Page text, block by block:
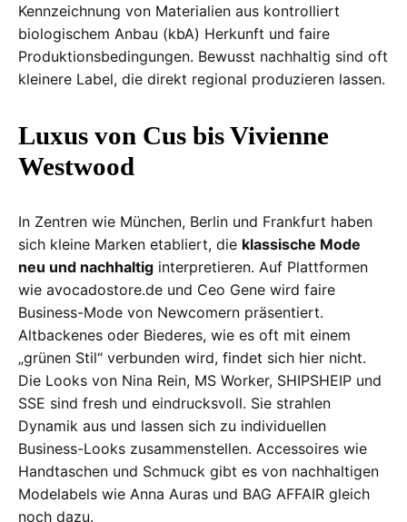
Kennzeichnung von Materialien aus kontrolliert
biologischem Anbau (kbA) Herkunft und faire
Produktionsbedingungen. Bewusst nachhaltig sind oft
kleinere Label, die direkt regional produzieren lassen.
Luxus von Cus bis Vivienne
Westwood
In Zentren wie München, Berlin und Frankfurt haben
sich kleine Marken etabliert, die klassische Mode
neu und nachhaltig interpretieren. Auf Plattformen
wie avocadostore.de und Ceo Gene wird faire
Business-Mode von Newcomern präsentiert.
Altbackenes oder Biederes, wie es oft mit einem
„grünen Stil“ verbunden wird, findet sich hier nicht.
Die Looks von Nina Rein, MS Worker, SHIPSHEIP und
SSE sind fresh und eindrucksvoll. Sie strahlen
Dynamik aus und lassen sich zu individuellen
Business-Looks zusammenstellen. Accessoires wie
Handtaschen und Schmuck gibt es von nachhaltigen
Modelabels wie Anna Auras und BAG AFFAIR gleich
noch dazu.